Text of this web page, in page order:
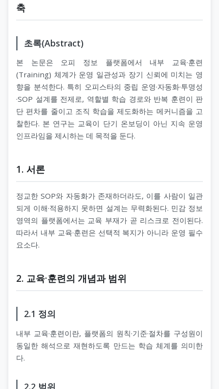
축
초록(Abstract)
본 논문은 오피 정보 플랫폼에서 내부 교육·훈련
(Training) 체계가 운영 일관성과 장기 신뢰에 미치는 영
향을 분석한다. 특히 오피스타의 중립 운영·자동화·투명성
·SOP 설계를 전제로, 역할별 학습 경로와 반복 훈련이 판
단 편차를 줄이고 조직 학습을 제도화하는 메커니즘을 고
찰한다. 본 연구는 교육이 단기 온보딩이 아닌 지속 운영
인프라임을 제시하는 데 목적을 둔다.
1. 서론
정교한 SOP와 자동화가 존재하더라도, 이를 사람이 일관
되게 이해·적용하지 못하면 설계는 무력화된다. 민감 정보
영역의 플랫폼에서는 교육 부재가 곧 리스크로 전이된다.
따라서 내부 교육·훈련은 선택적 복지가 아니라 운영 필수
요소다.
2. 교육·훈련의 개념과 범위
2.1 정의
내부 교육·훈련이란, 플랫폼의 원칙·기준·절차를 구성원이
동일한 해석으로 재현하도록 만드는 학습 체계를 의미한
다.
2.2 범위